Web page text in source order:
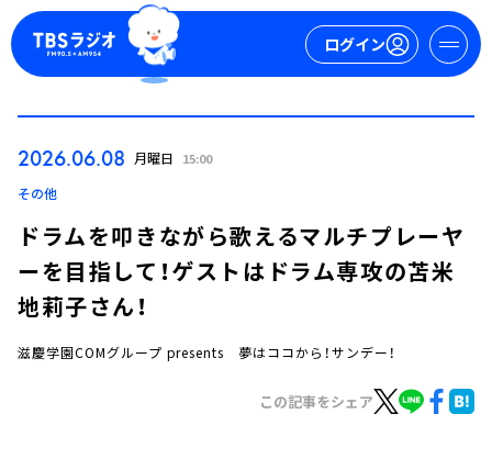
ログイン
2026.06.08 月曜日 15:00
その他
ドラムを叩きながら歌えるマルチプレーヤ
ーを目指して！ゲストはドラム専攻の苫米
地莉子さん！
滋慶学園COMグループ presents 夢はココから！サンデー！
この記事をシェア